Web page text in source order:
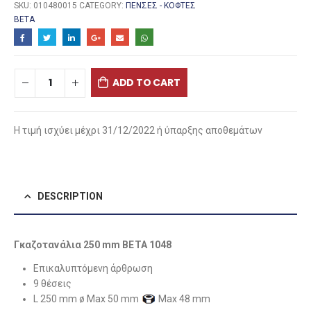
SKU: 010480015 CATEGORY: ΠΈΝΣΕΣ - ΚΌΦΤΕΣ
BETA
ADD TO CART
Η τιμή ισχύει μέχρι 31/12/2022 ή ύπαρξης αποθεμάτων
DESCRIPTION
Γκαζοτανάλια 250 mm BETA 1048
Επικαλυπτόμενη άρθρωση
9 θέσεις
L 250 mm ø Max 50 mm
Max 48 mm